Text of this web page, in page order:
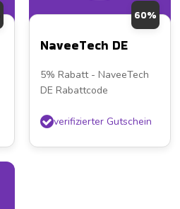
60%
NaveeTech DE
5% Rabatt - NaveeTech
DE Rabattcode
verifizierter Gutschein